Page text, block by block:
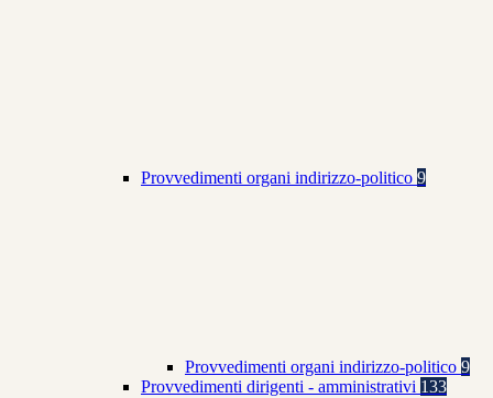
Provvedimenti organi indirizzo-politico 9
Provvedimenti organi indirizzo-politico 9
Provvedimenti dirigenti - amministrativi 133